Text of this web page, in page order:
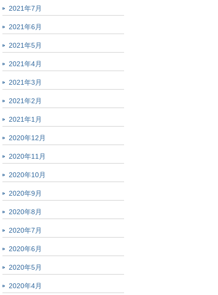
2021年7月
2021年6月
2021年5月
2021年4月
2021年3月
2021年2月
2021年1月
2020年12月
2020年11月
2020年10月
2020年9月
2020年8月
2020年7月
2020年6月
2020年5月
2020年4月